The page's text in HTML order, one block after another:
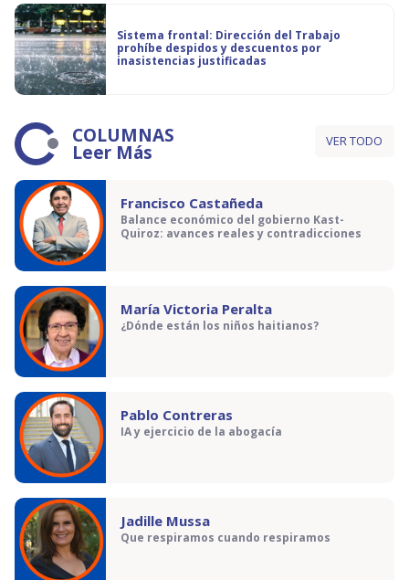
Sistema frontal: Dirección del Trabajo
prohíbe despidos y descuentos por
inasistencias justificadas
COLUMNAS
Leer Más VER TODO
Francisco Castañeda
Balance económico del gobierno Kast-
Quiroz: avances reales y contradicciones
María Victoria Peralta
¿Dónde están los niños haitianos?
Pablo Contreras
IA y ejercicio de la abogacía
Jadille Mussa
Que respiramos cuando respiramos